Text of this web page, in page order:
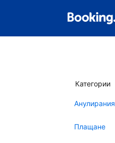
Категории
Анулирания
Плащане